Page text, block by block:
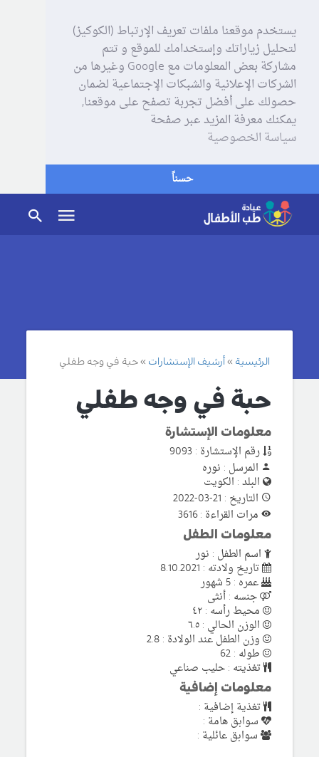
يستخدم موقعنا ملفات تعريف الإرتباط (الكوكيز)
لتحليل زياراتك وإستخدامك للموقع و تتم
مشاركة بعض المعلومات مع Google وغيرها من
الشركات الإعلانية والشبكات الإجتماعية لضمان
حصولك على أفضل تجربة تصفح على موقعنا,
يمكنك معرفة المزيد عبر صفحة
سياسة الخصوصية
حسناً
الرئيسية أرشيف الإستشارات حبة في وجه طفلي
حبة في وجه طفلي
معلومات الإستشارة
رقم الإستشارة : 9093
المرسل : نوره
البلد : الكويت
التاريخ : 21-03-2022
مرات القراءة : 3616
معلومات الطفل
اسم الطفل : نور
تاريخ ولادته : 8.10.2021
عمره : 5 شهور
جنسه : أنثى
محيط رأسه : ٤٢
الوزن الحالي : ٦.٥
وزن الطفل عند الولادة : 2.8
طوله : 62
تغذيته : حليب صناعي
معلومات إضافية
تغذية إضافية :
سوابق هامة :
سوابق عائلية :